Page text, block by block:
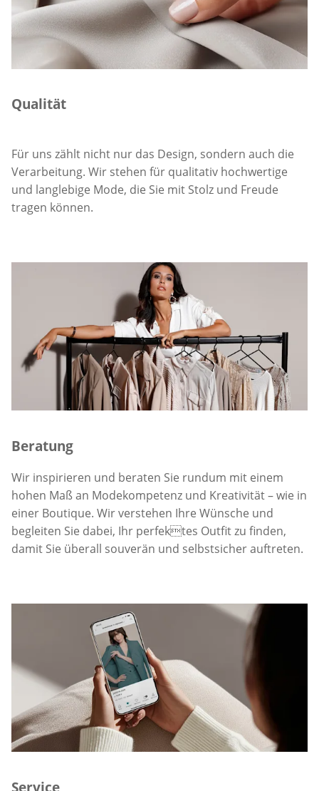
Qualität
Für uns zählt nicht nur das Design, sondern auch die
Verarbeitung. Wir stehen für qualitativ hochwertige
und langlebige Mode, die Sie mit Stolz und Freude
tragen können.
Beratung
Wir inspirieren und beraten Sie rundum mit einem
hohen Maß an Modekompetenz und Kreativität – wie in
einer Boutique. Wir verstehen Ihre Wünsche und
begleiten Sie dabei, Ihr perfektes Outfit zu finden,
damit Sie überall souverän und selbstsicher auftreten.
Service